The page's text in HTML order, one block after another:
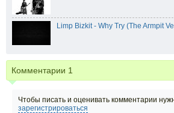
Limp Bizkit - Why Try (The Armpit
Комментарии 1
Чтобы писать и оценивать комментарии
зарегистрироваться